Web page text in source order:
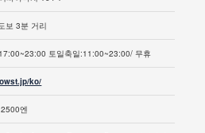
보 3분 거리
토일축일:11:00~23:00/ 무휴
ko/
엔